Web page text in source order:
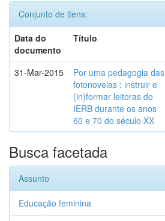
Conjunto de itens:
Data do
documento
Título
31-Mar-2015
Por uma pedagogia das
fotonovelas : instruir e
(in)formar leitoras do
IERB durante os anos
60 e 70 do século XX
Busca facetada
Assunto
Educação feminina